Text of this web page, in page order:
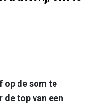
op de som te
de top van een